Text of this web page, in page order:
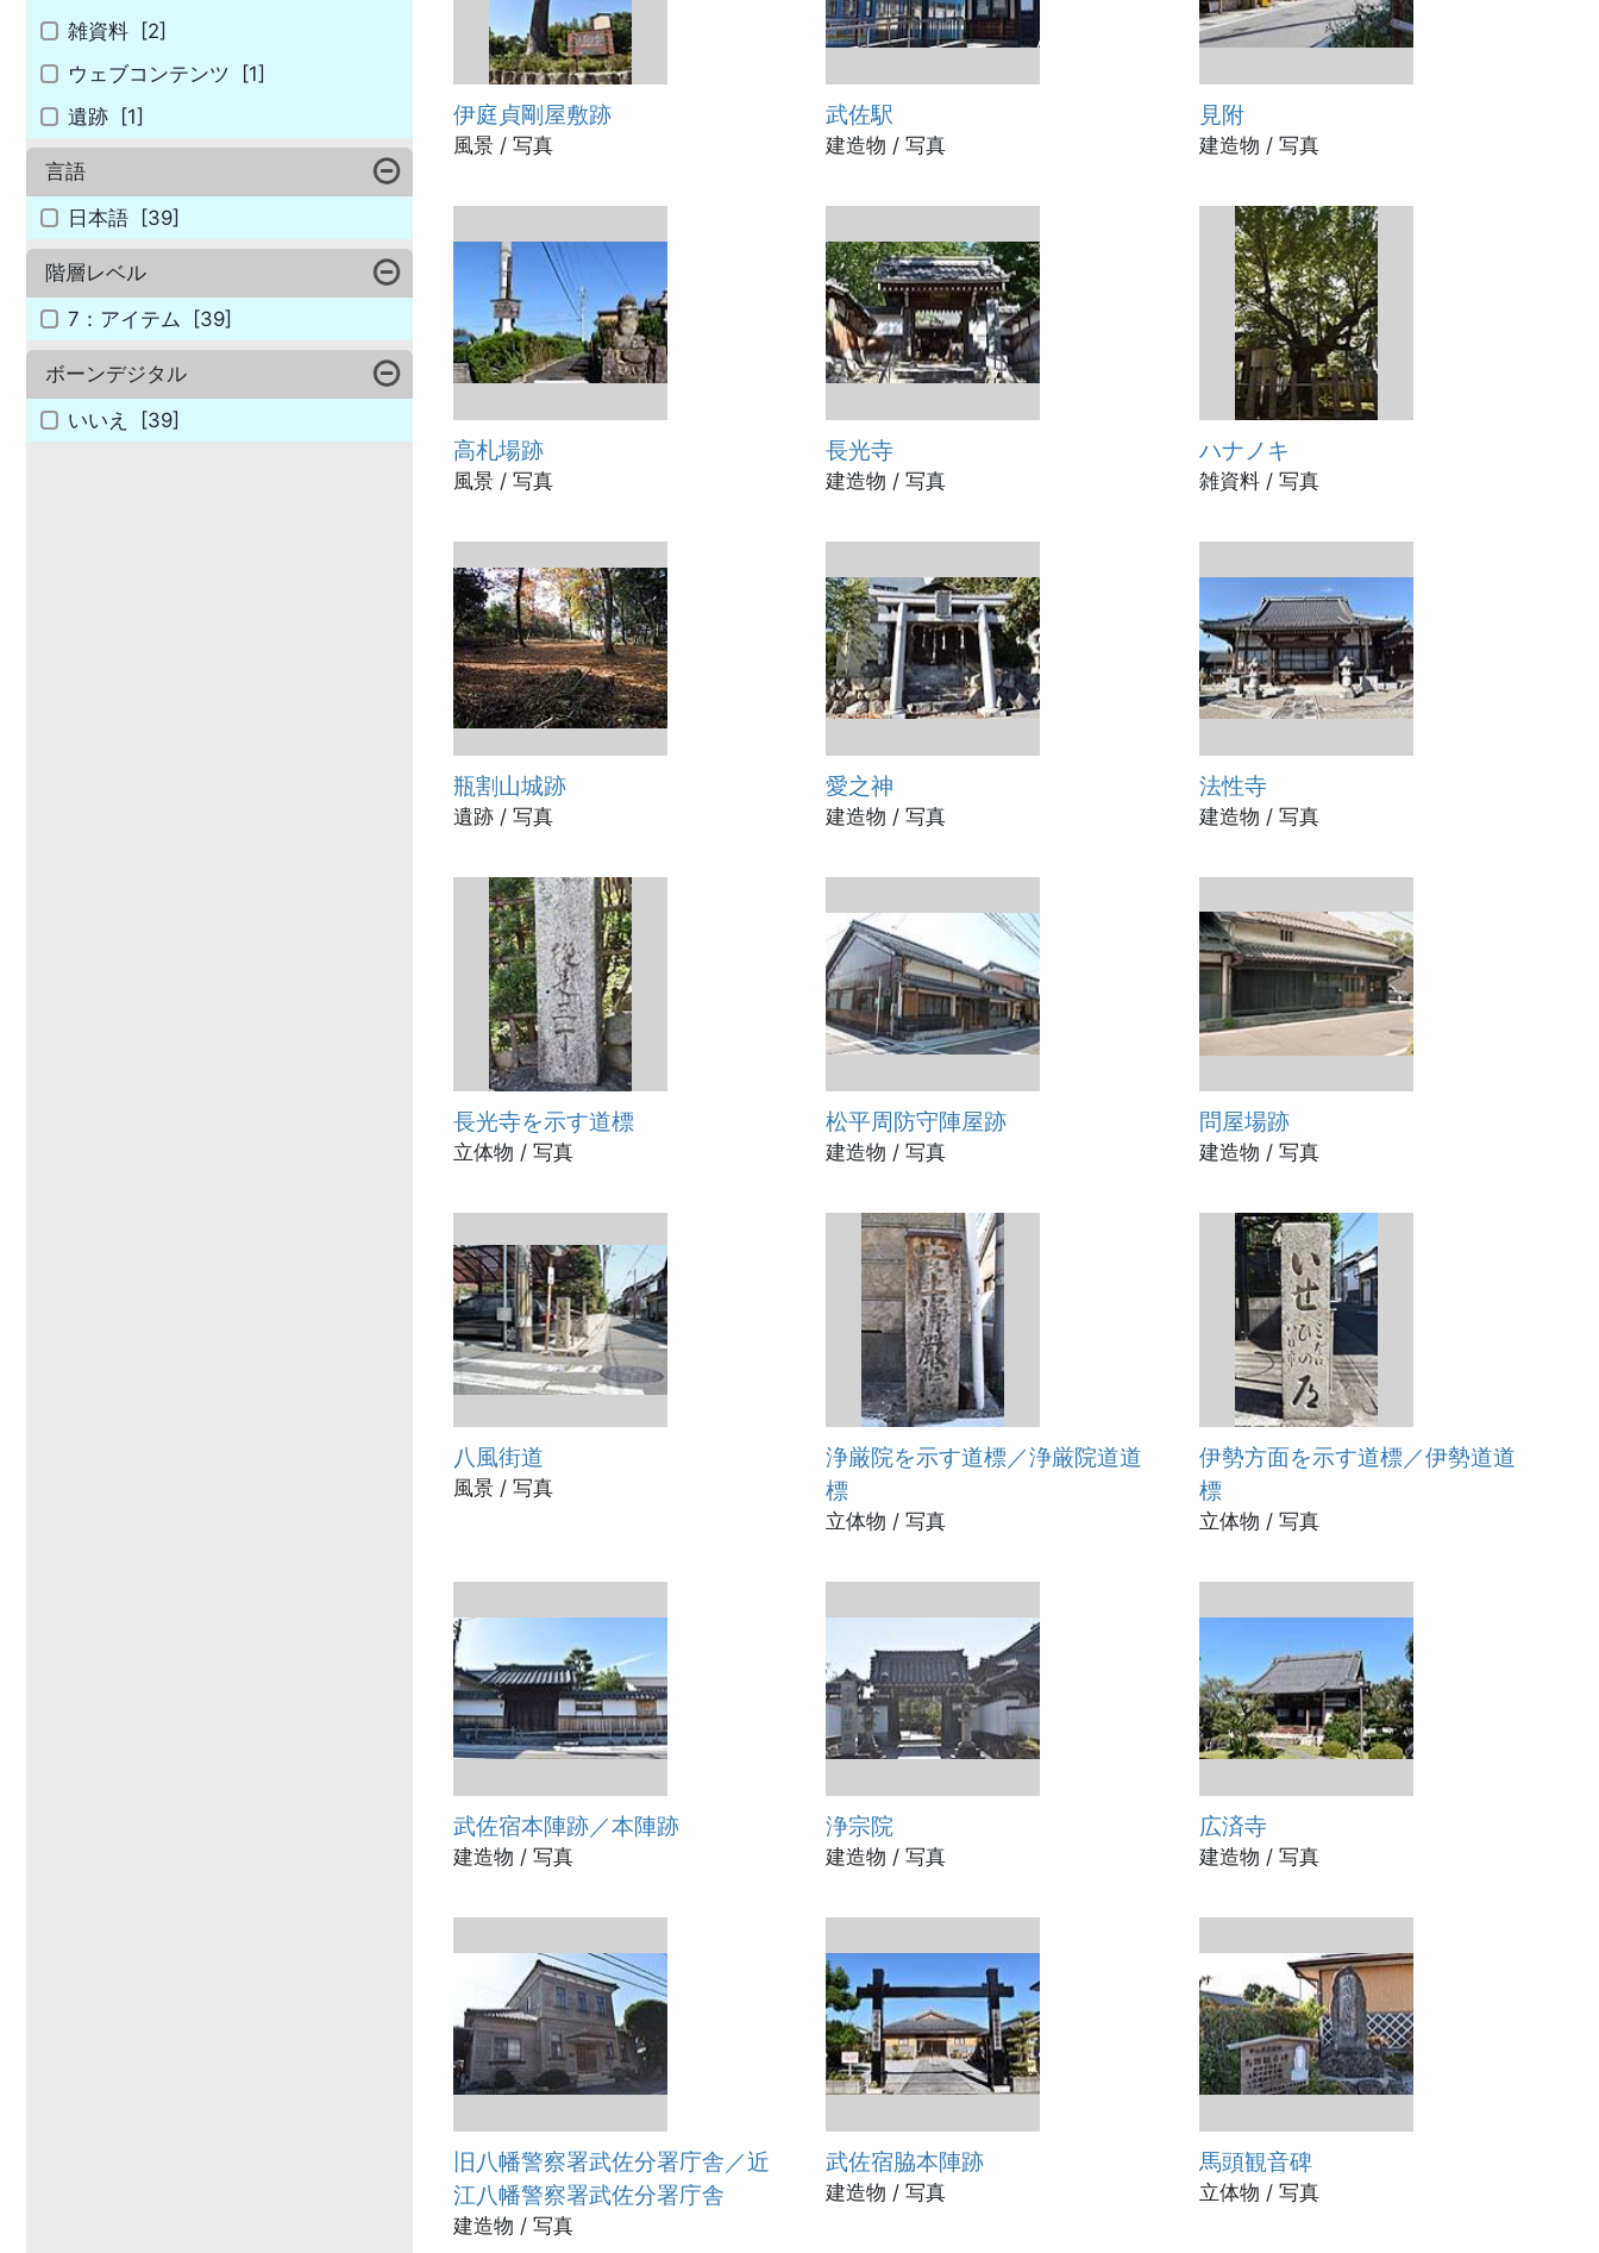
雑資料 [2]
ウェブコンテンツ
[1]
遺跡 [1]
言語
日本語 [39]
階層レベル
7：アイテム
[39]
ボーンデジタル
いいえ
[39]
伊庭貞剛屋敷跡
風景 / 写真
武佐駅
建造物 / 写真
見附
建造物 / 写真
高札場跡
風景 / 写真
長光寺
建造物 / 写真
ハナノキ
雑資料 / 写真
瓶割山城跡
遺跡 / 写真
愛之神
建造物 / 写真
法性寺
建造物 / 写真
長光寺を示す道標
立体物 / 写真
松平周防守陣屋跡
建造物 / 写真
問屋場跡
建造物 / 写真
八風街道
風景 / 写真
浄厳院を示す道標／浄厳院道道
標
立体物 / 写真
伊勢方面を示す道標／伊勢道道
標
立体物 / 写真
武佐宿本陣跡／本陣跡
建造物 / 写真
浄宗院
建造物 / 写真
広済寺
建造物 / 写真
旧八幡警察署武佐分署庁舎／近
江八幡警察署武佐分署庁舎
建造物 / 写真
武佐宿脇本陣跡
建造物 / 写真
馬頭観音碑
立体物 / 写真